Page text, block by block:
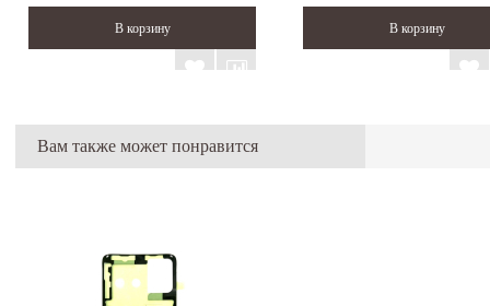
Вам также может понравится